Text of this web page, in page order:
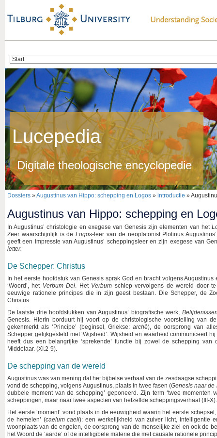
Lucepedia
Digitale theologische encyclopedie
Dossiers »Augustinus van Hippo: schepping en Logos » introductie »
Augustinus van Hippo: schepping en
In Augustinus’ christologie en exegese van Genesis zijn elementen van het
Zeer waarschijnlijk is deLogos-leer van de neoplatonist Plotinus
geeft een impressie van Augustinus’ scheppingsleer en zijn exegese van
letter.
De Schepper: Christus
In het eerste hoofdstuk van Genesis sprak God en bracht volgens
‘Woord’, het Verbum Dei. Het Verbum schiep vervolgens de wereld door
eeuwige rationele principes die in zijn geest bestaan. Die Schepper, de
Christus.
De laatste drie hoofdstukken van Augustinus’ biografische werk,
Genesis. Hierin borduurt hij voort op de christologische voorstelling van
gekenmerkt als ‘Principe’ (beginsel, Griekse:archê), de oorsprong van
Schepper gelijkgesteld met ‘Wijsheid’. Wijsheid en waarheid communiceert
heeft dus een belangrijke ‘sprekende’ functie bij zowel de schepping
Middelaar. (XI.2-9).
De schepping van de wereld
Augustinus was van mening dat het bijbelse verhaal van de zesdaagse
vond de schepping, volgens Augustinus, plaats in twee fasen (Genesis naar de
dubbele moment van de schepping’ geponeerd. Zijn term ‘twee momenten
scheppingen, maar naar twee aspecten van hetzelfde scheppingsverhaal (III-X).
Het eerste ‘moment’ vond plaats in de eeuwigheid waarin het eerste
de hemelen’ (caelum caeli): een werkelijkheid van zuiver licht, intelligentie
woonplaats van de engelen, de oorsprong van de menselijke ziel en ook de
het Woord de ‘aarde’ of de intelligibele materie die met causale rationele